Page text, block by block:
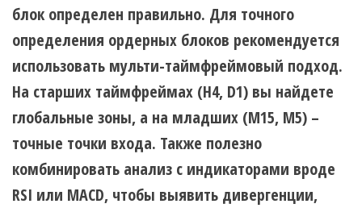
блок определен правильно. Для точного
определения ордерных блоков рекомендуется
использовать мульти-таймфреймовый подход.
На старших таймфреймах (H4, D1) вы найдете
глобальные зоны, а на младших (M15, M5) –
точные точки входа. Также полезно
комбинировать анализ с индикаторами вроде
RSI или MACD, чтобы выявить дивергенции,